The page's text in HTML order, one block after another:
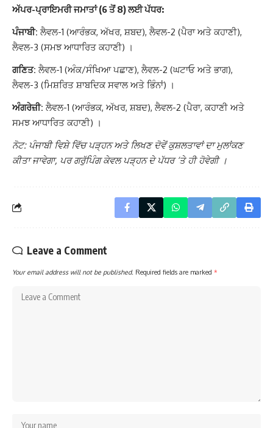
ਅੱਪਰ-ਪ੍ਰਾਇਮਰੀ ਜਮਾਤਾਂ (6 ਤੋਂ 8) ਲਈ ਪੱਧਰ:
ਪੰਜਾਬੀ: ਲੈਵਲ-1 (ਆਰੰਭਕ, ਅੱਖਰ, ਸ਼ਬਦ), ਲੈਵਲ-2 (ਪੈਰਾ ਅਤੇ ਕਹਾਣੀ),
ਲੈਵਲ-3 (ਸਮਝ ਆਧਾਰਿਤ ਕਹਾਣੀ) ।
ਗਣਿਤ: ਲੈਵਲ-1 (ਅੰਕ/ਸੰਖਿਆ ਪਛਾਣ), ਲੈਵਲ-2 (ਘਟਾਓ ਅਤੇ ਭਾਗ),
ਲੈਵਲ-3 (ਮਿਸ਼ਰਿਤ ਸ਼ਾਬਦਿਕ ਸਵਾਲ ਅਤੇ ਭਿੰਨਾਂ) ।
ਅੰਗਰੇਜ਼ੀ: ਲੈਵਲ-1 (ਆਰੰਭਕ, ਅੱਖਰ, ਸ਼ਬਦ), ਲੈਵਲ-2 (ਪੈਰਾ, ਕਹਾਣੀ ਅਤੇ
ਸਮਝ ਆਧਾਰਿਤ ਕਹਾਣੀ) ।
ਨੋਟ: ਪੰਜਾਬੀ ਵਿਸ਼ੇ ਵਿੱਚ ਪੜ੍ਹਨ ਅਤੇ ਲਿਖਣ ਦੋਵੇਂ ਕੁਸ਼ਲਤਾਵਾਂ ਦਾ ਮੁਲਾਂਕਣ
ਕੀਤਾ ਜਾਵੇਗਾ, ਪਰ ਗਰੁੱਪਿੰਗ ਕੇਵਲ ਪੜ੍ਹਨ ਦੇ ਪੱਧਰ ‘ਤੇ ਹੀ ਹੋਵੇਗੀ ।
Leave a Comment
Your email address will not be published. Required fields are marked *